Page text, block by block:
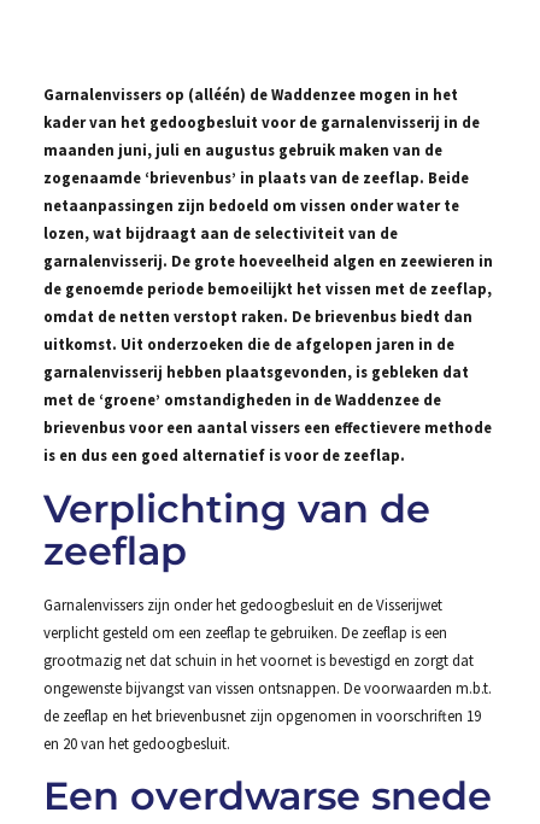
Garnalenvissers op (alléén) de Waddenzee mogen in het
kader van het gedoogbesluit voor de garnalenvisserij in de
maanden juni, juli en augustus gebruik maken van de
zogenaamde ‘brievenbus’ in plaats van de zeeflap. Beide
netaanpassingen zijn bedoeld om vissen onder water te
lozen, wat bijdraagt aan de selectiviteit van de
garnalenvisserij. De grote hoeveelheid algen en zeewieren in
de genoemde periode bemoeilijkt het vissen met de zeeflap,
omdat de netten verstopt raken. De brievenbus biedt dan
uitkomst. Uit onderzoeken die de afgelopen jaren in de
garnalenvisserij hebben plaatsgevonden, is gebleken dat
met de ‘groene’ omstandigheden in de Waddenzee de
brievenbus voor een aantal vissers een effectievere methode
is en dus een goed alternatief is voor de zeeflap.
Verplichting van de
zeeflap
Garnalenvissers zijn onder het gedoogbesluit en de Visserijwet
verplicht gesteld om een zeeflap te gebruiken. De zeeflap is een
grootmazig net dat schuin in het voornet is bevestigd en zorgt dat
ongewenste bijvangst van vissen ontsnappen. De voorwaarden m.b.t.
de zeeflap en het brievenbusnet zijn opgenomen in voorschriften 19
en 20 van het gedoogbesluit.
Een overdwarse snede